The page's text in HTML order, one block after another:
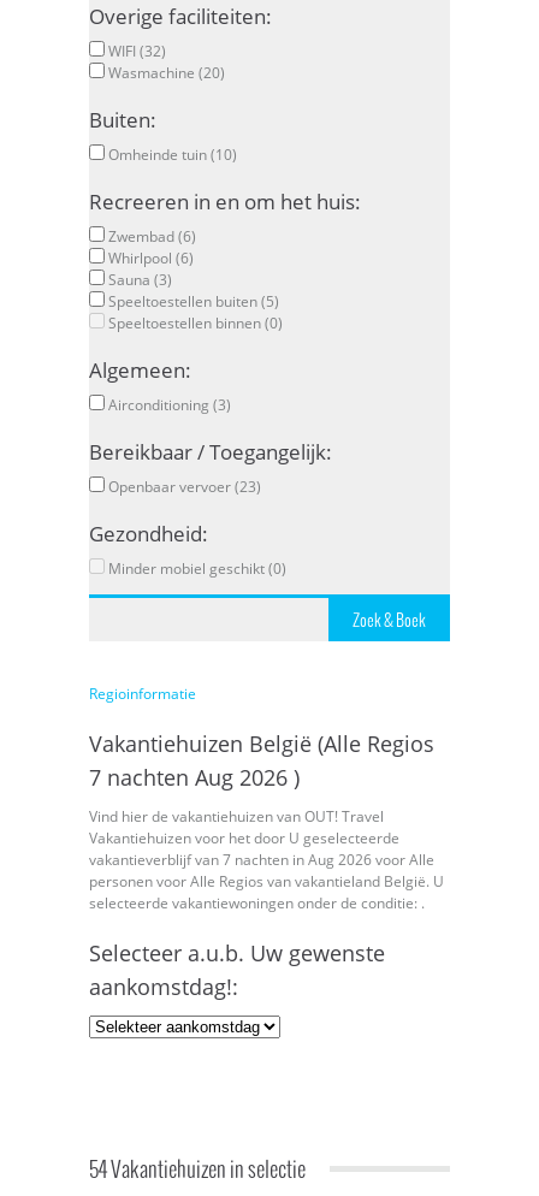
Overige faciliteiten:
WIFI (32)
Wasmachine (20)
Buiten:
Omheinde tuin (10)
Recreeren in en om het huis:
Zwembad (6)
Whirlpool (6)
Sauna (3)
Speeltoestellen buiten (5)
Speeltoestellen binnen (0)
Algemeen:
Airconditioning (3)
Bereikbaar / Toegangelijk:
Openbaar vervoer (23)
Gezondheid:
Minder mobiel geschikt (0)
Regioinformatie
Vakantiehuizen België (Alle Regios
7 nachten Aug 2026 )
Vind hier de vakantiehuizen van OUT! Travel
Vakantiehuizen voor het door U geselecteerde
vakantieverblijf van 7 nachten in Aug 2026 voor Alle
personen voor Alle Regios van vakantieland België. U
selecteerde vakantiewoningen onder de conditie: .
Selecteer a.u.b. Uw gewenste
aankomstdag!:
54 Vakantiehuizen in selectie